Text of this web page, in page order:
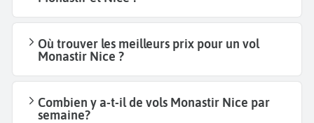
Où trouver les meilleurs prix pour un vol
Monastir Nice ?
Combien y a-t-il de vols Monastir Nice par
semaine?